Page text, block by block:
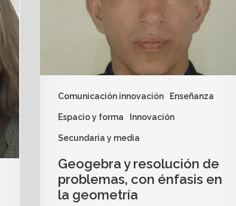
Comunicación innovación Enseñanza
Espacio y forma Innovación
Secundaria y media
Geogebra y resolución de
problemas, con énfasis en
la geometría